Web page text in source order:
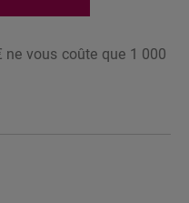
ne vous coûte que 1 000